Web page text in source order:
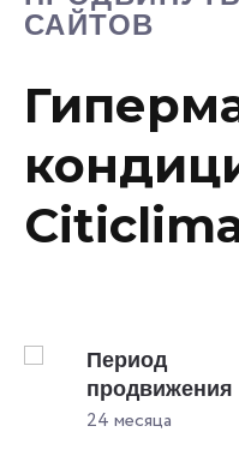
САЙТОВ
Период
продвижения
24 месяца